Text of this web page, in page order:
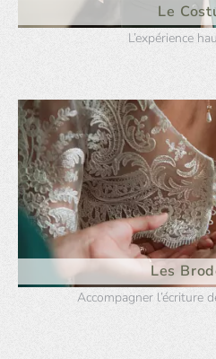
Le
L’expérience
Les
Accompagner l’écriture